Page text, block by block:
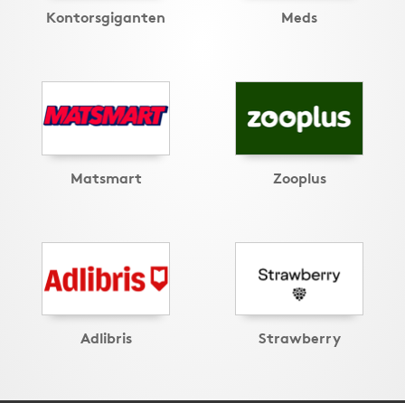
Kontorsgiganten Meds
Matsmart Zooplus
Adlibris Strawberry